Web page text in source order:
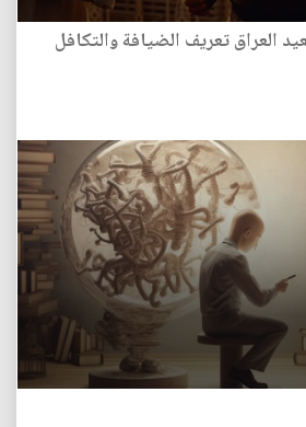
العراق تعريف الضيافة والتكافل